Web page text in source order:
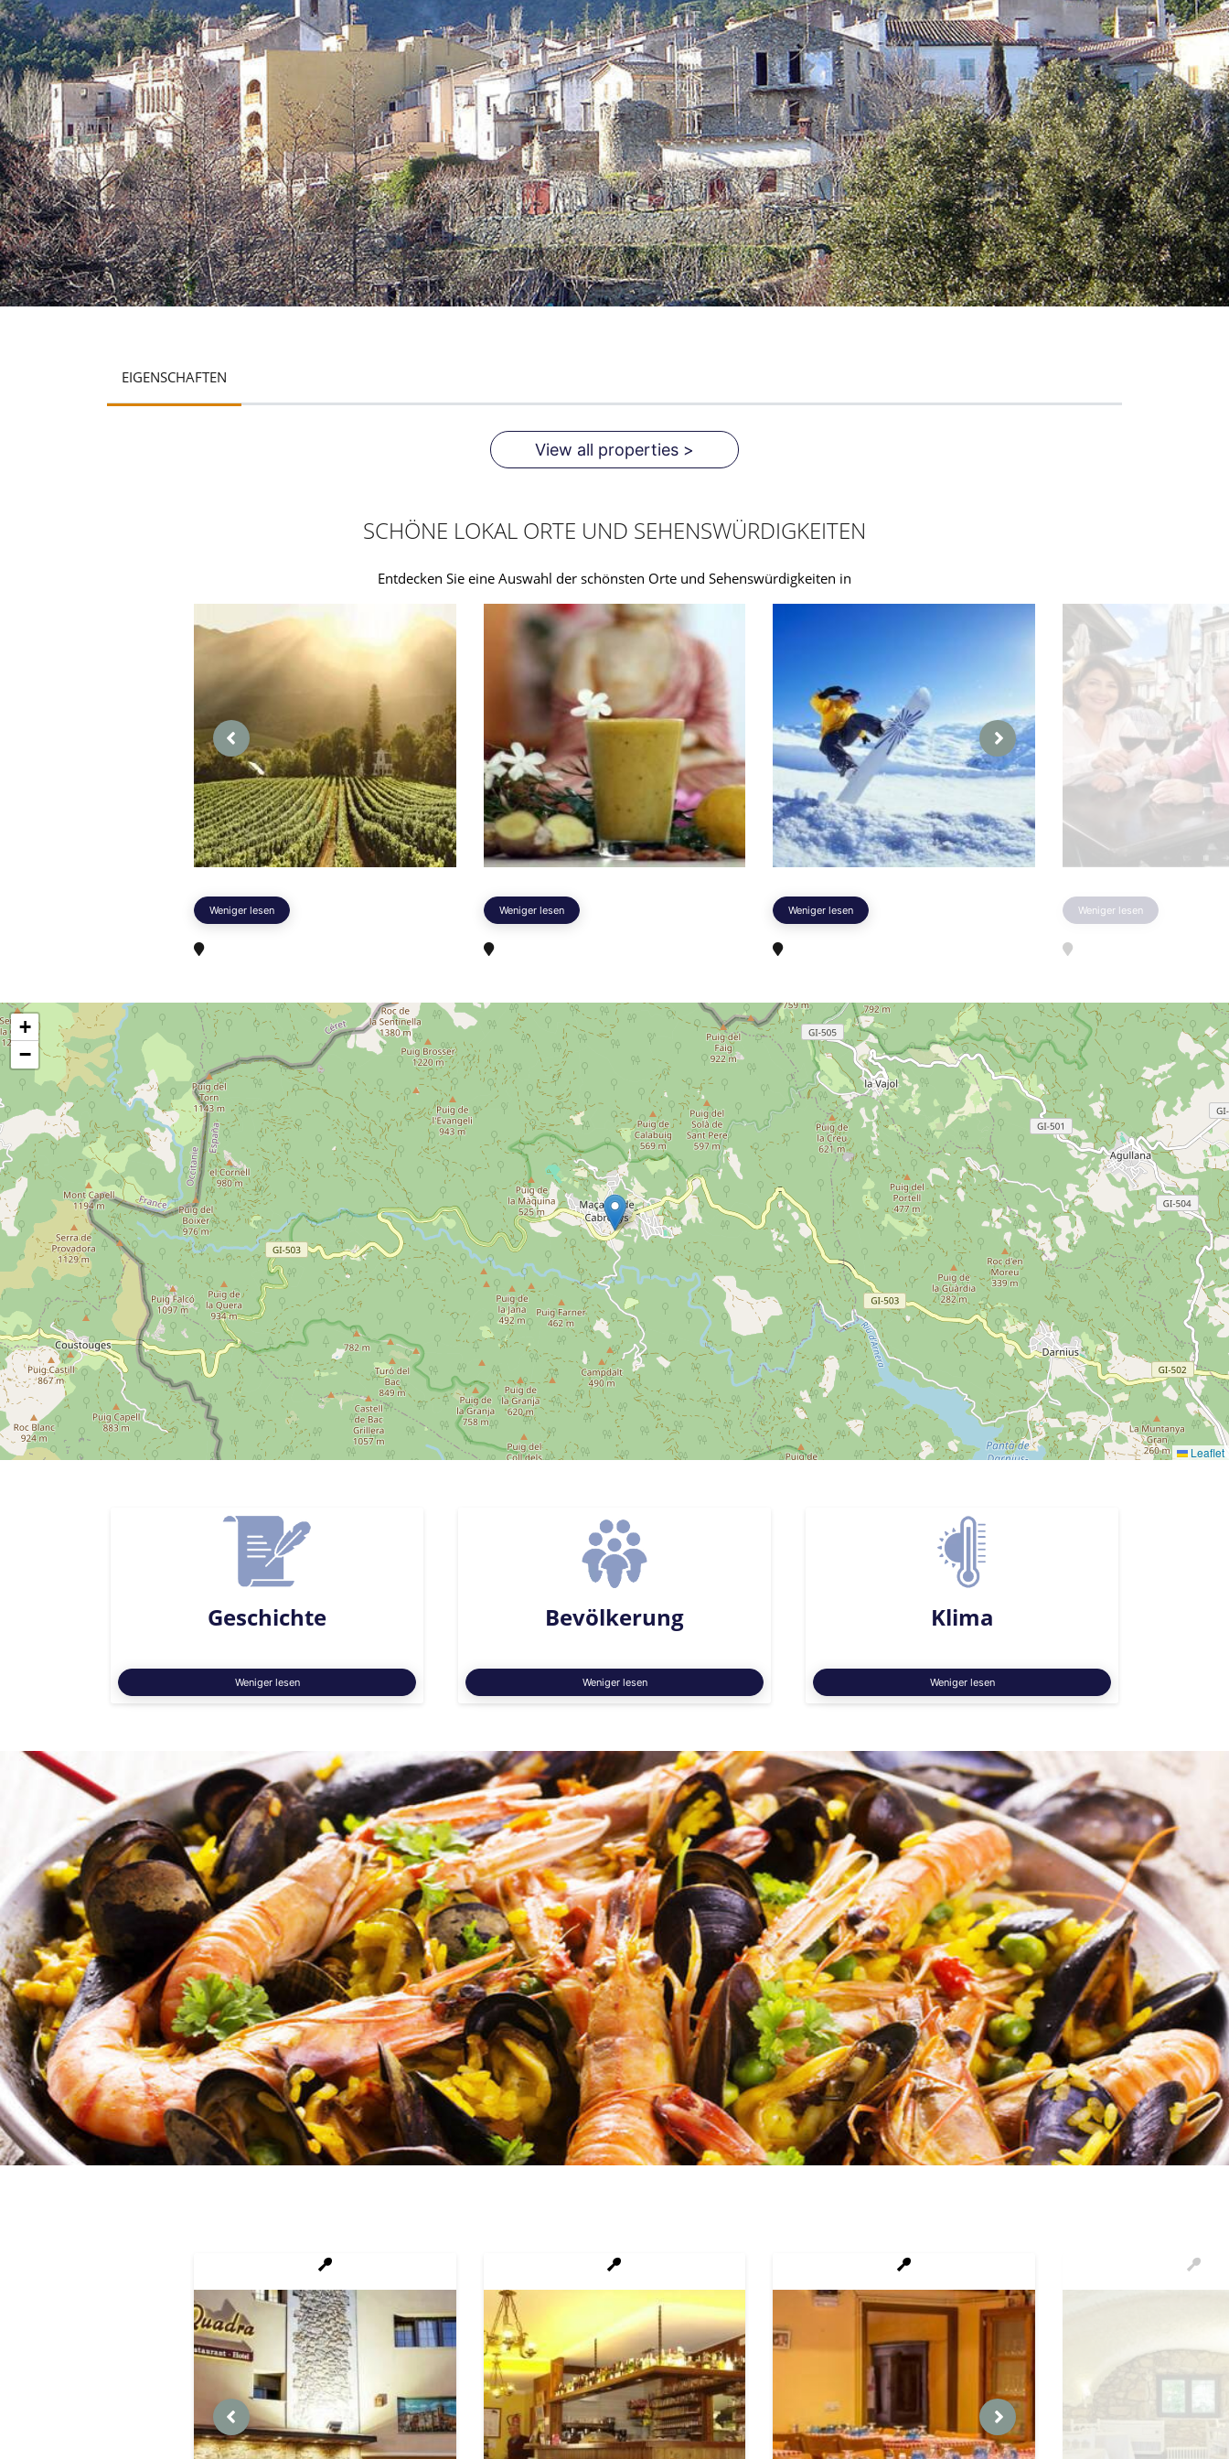
EIGENSCHAFTEN
View all properties >
SCHÖNE LOKAL ORTE UND SEHENSWÜRDIGKEITEN
Entdecken Sie eine Auswahl der schönsten Orte und Sehenswürdigkeiten in
Weniger lesen Weniger lesen Weniger lesen Weniger lesen
+
−
Leaflet
Geschichte
Weniger lesen
Bevölkerung
Weniger lesen
Klima
Weniger lesen